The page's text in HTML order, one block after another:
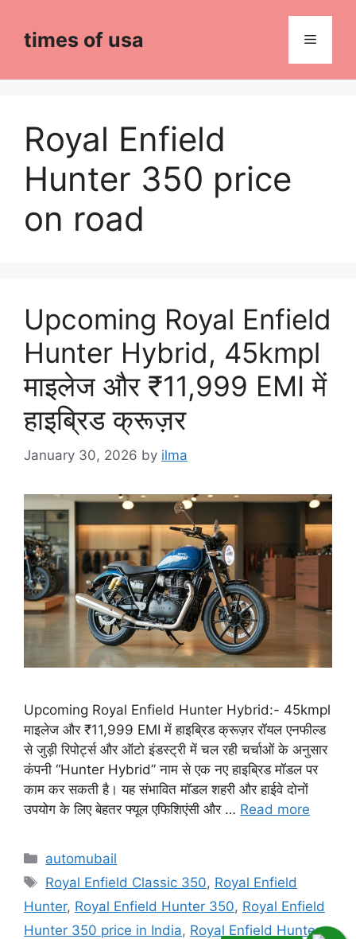
contenttimes of usa Menu
Royal Enfield
Hunter 350 price
on road
Upcoming Royal Enfield
Hunter Hybrid, 45kmpl
माइलेज और ₹11,999 EMI में
हाइब्रिड क्रूज़र
January 30, 2026 by ilma
Upcoming Royal Enfield Hunter Hybrid:- 45kmpl
माइलेज और ₹11,999 EMI में हाइब्रिड क्रूज़र रॉयल एनफील्ड
से जुड़ी रिपोर्ट्स और ऑटो इंडस्ट्री में चल रही चर्चाओं के अनुसार
कंपनी “Hunter Hybrid” नाम से एक नए हाइब्रिड मॉडल पर
काम कर सकती है। यह संभावित मॉडल शहरी और हाईवे दोनों
उपयोग के लिए बेहतर फ्यूल एफिशिएंसी और … Read more
Categories
automubail
Tags
Royal Enfield Classic 350, Royal Enfield
Hunter, Royal Enfield Hunter 350, Royal Enfield
Hunter 350 price in India, Royal Enfield Hunter